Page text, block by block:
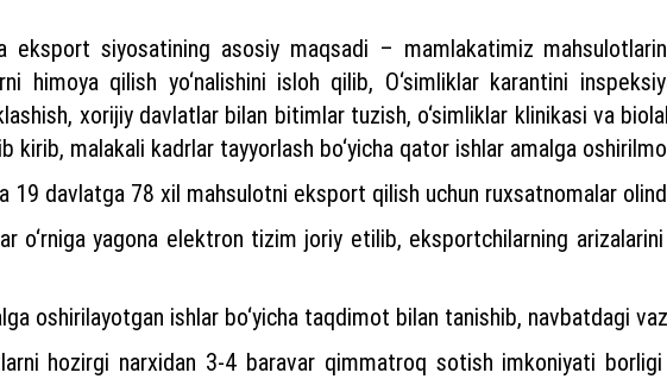
eksport siyosatining asosiy maqsadi – mamlakatimiz
himoya qilish yo‘nalishini isloh qilib, O‘simliklar karantini
xorijiy davlatlar bilan bitimlar tuzish, o‘simliklar klinikasi va
kirib, malakali kadrlar tayyorlash bo‘yicha qator ishlar amalga
19 davlatga 78 xil mahsulotni eksport qilish uchun ruxsatnomalar
o‘rniga yagona elektron tizim joriy etilib, eksportchilarning
oshirilayotgan ishlar bo‘yicha taqdimot bilan tanishib, navbatdagi
hozirgi narxidan 3-4 baravar qimmatroq sotish imkoniyati